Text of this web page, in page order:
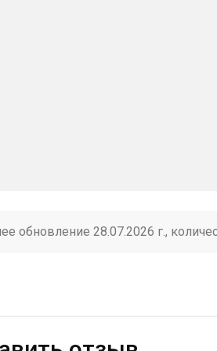
обновление 28.07.2026 г.,